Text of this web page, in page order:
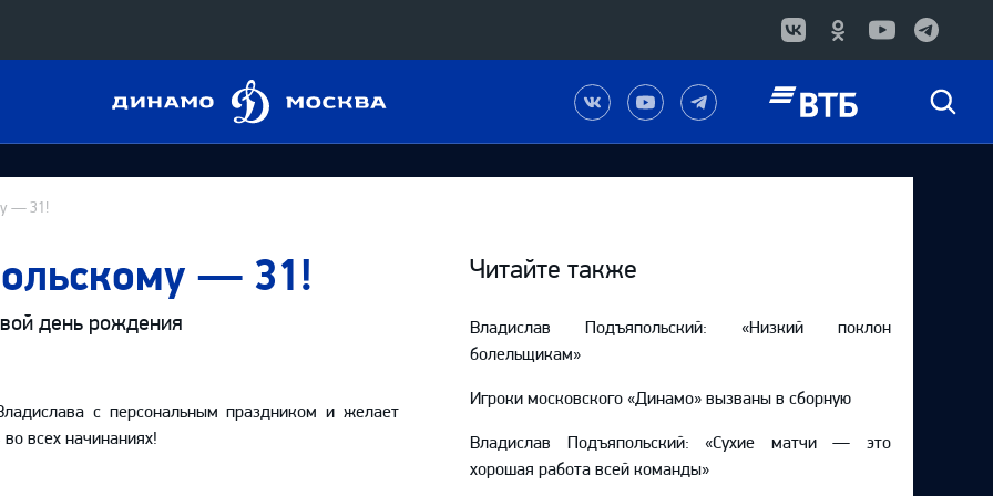
Конференция «Восток»
Трактор
КХЛ
Динамо
Наша
группа
в
Вконтакте
Наш
канал
на
YouTube
Наш
канал
в
Telegram
Быстрый
— 31!
— 31!
день рождения
с персональным праздником и желает
всех начинаниях!
Читайте также
Владислав Подъяпольский: «Низкий поклон
болельщикам»
Игроки московского «Динамо» вызваны в сборную
Владислав Подъяпольский: «Сухие матчи — это
хорошая работа всей команды»